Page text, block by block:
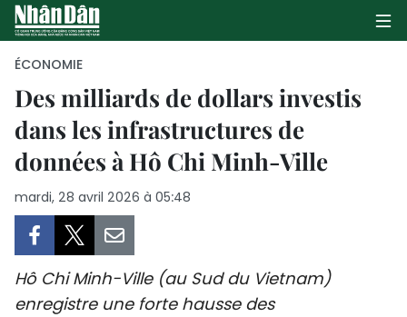
PAGE D'ACCUEIL
POLITIQUE
CULTURE
ÉCONOMIE
Des milliards de dollars investis
dans les infrastructures de
données à Hô Chi Minh-Ville
mardi, 28 avril 2026 à 05:48
Hô Chi Minh-Ville (au Sud du Vietnam)
enregistre une forte hausse des